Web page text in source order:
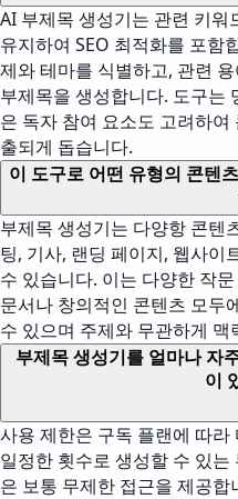
AI 부제목 생성기는 관련 키
유지하여 SEO 최적화를 포함
제와 테마를 식별하고, 관련
부제목을 생성합니다. 도구는
은 독자 참여 요소도 고려하
출되게 돕습니다.
이 도구로 어떤 유형의 콘텐
부제목 생성기는 다양항 콘텐
팅, 기사, 랜딩 페이지, 웹사이
수 있습니다. 이는 다양한 작
문서나 창의적인 콘텐츠 모두
수 있으며 주제와 무관하게
부제목 생성기를 얼마나 자
이
사용 제한은 구독 플랜에 따
일정한 횟수로 생성할 수 있
은 보통 무제한 접근을 제공